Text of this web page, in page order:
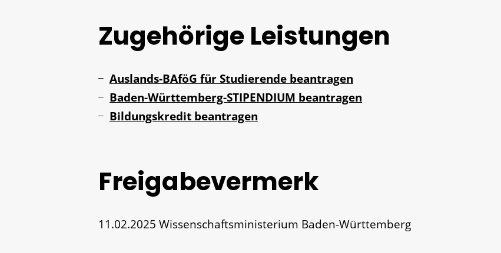
Zugehörige Leistungen
Auslands-BAföG für Studierende beantragen
Baden-Württemberg-STIPENDIUM beantragen
Bildungskredit beantragen
Freigabevermerk
11.02.2025 Wissenschaftsministerium Baden-Württemberg